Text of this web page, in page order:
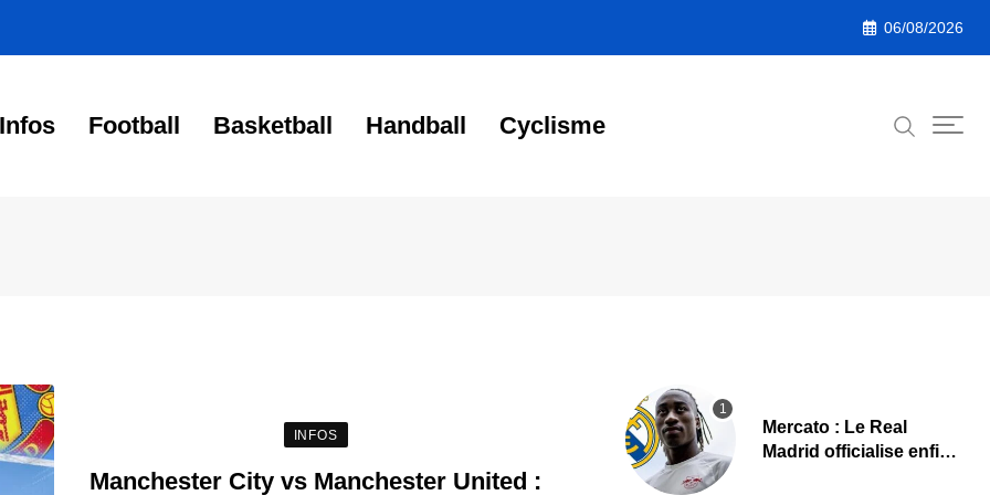
06/08/2026
Infos Football Basketball Handball Cyclisme
INFOS
Manchester City vs Manchester United :
Mercato : Le Real
Madrid officialise enfin